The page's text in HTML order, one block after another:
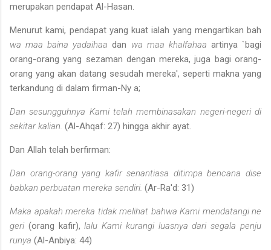
merupa­kan pendapat Al-Hasan.
Menurut kami, pendapat yang kuat ialah yang mengartikan bah­
wa maa baina yadaihaadan wa maa khalfahaa artinya `bagi
orang-orang yang sezaman dengan mereka, juga bagi orang-
orang yang akan da­tang sesudah mereka', seperti makna yang
terkandung di dalam fir­man-Ny a;
Dan sesungguhnya Kami telah membinasakan negeri-negeri di
sekitar kalian. (Al-Ahqaf: 27) hingga akhir ayat.
Dan Allah telah berfirman:
Dan orang-orang yang kafir senantiasa ditimpa bencana dise­
babkan perbuatan mereka sendiri. (Ar-Ra'd: 31)
Maka apakah mereka tidak melihat bahwa Kami mendatangi ne­
geri (orang kafir),lalu Kami kurangi luasnya dari segala penju­
runya (Al-Anbiya: 44)